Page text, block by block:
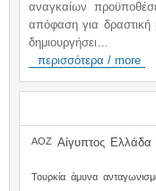
αναγκαίων
απόφαση για δραστική
δημιουργήσει…
περισσότερα / more
ΑΟΖ Αίγυπτος Ελλάδα
Τουρκία άμυνα